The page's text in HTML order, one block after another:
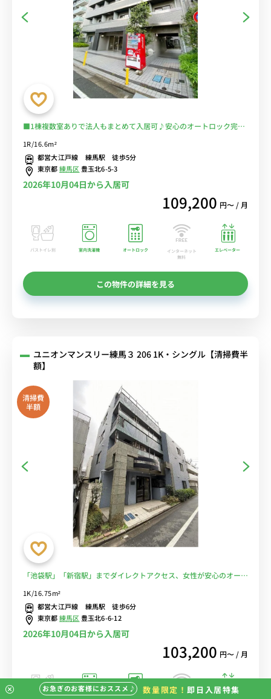
■1棟複数室ありで法人もまとめて入居可♪安心のオートロック完備
武線・都営大江戸線「練馬駅」徒歩5分/池袋線、豊島線、有楽町線な
ど多数の路線の利用が可能
1R/16.6m²
都営大江戸線 練馬駅 徒歩5分
東京都練馬区豊玉北6-5-3
2026年10月04日から入居可
109,200 円〜 / 月
バストイレ別 室内洗濯機 オートロック
インターネット
無料
エレベーター
この物件の詳細を見る
ユニオンマンスリー練馬３ 206 1K・シングル【清掃費半
額】
清掃費
半額
「池袋駅」「新宿駅」までダイレクトアクセス、女性が安心のオート
1K/16.75m²
都営大江戸線 練馬駅 徒歩6分
東京都練馬区豊玉北6-6-12
2026年10月04日から入居可
103,200 円〜 / 月
お急ぎのお客様におススメ♪ 数量限定！ 即日入居特集